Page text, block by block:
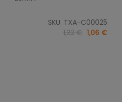
SKU: TXA-C00025
1,32 € 1,06 €